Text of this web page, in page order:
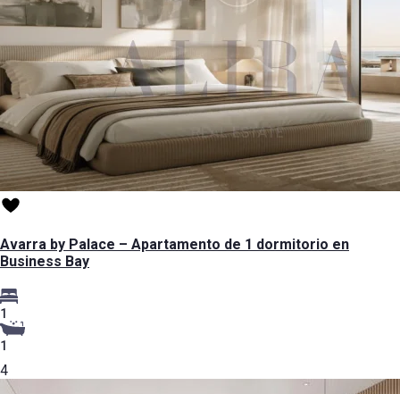
Avarra by Palace – Apartamento de 1 dormitorio en
Business Bay
1
1
4